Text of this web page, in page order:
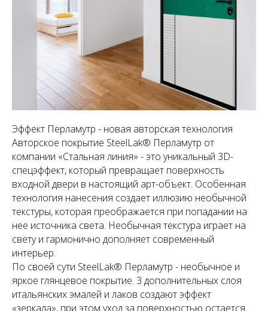
Эффект Перламутр - новая авторская технология
Авторское покрытие SteelLak® Перламутр от
компании «Стальная линия» - это уникальный 3D-
спецэффект, который превращает поверхность
входной двери в настоящий арт-объект. Особенная
технология нанесения создает иллюзию необычной
текстуры, которая преображается при попадании на
нее источника света. Необычная текстура играет на
свету и гармонично дополняет современный
интерьер.
По своей сути SteelLak® Перламутр - необычное и
яркое глянцевое покрытие. 3 дополнительных слоя
итальянских эмалей и лаков создают эффект
«зеркала», при этом уход за поверхностью остается